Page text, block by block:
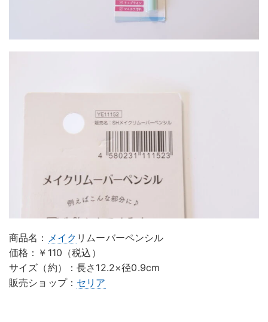
商品名： メイク リムーバーペンシル
価格：￥110（税込）
サイズ（約）：長さ12.2×径0.9cm
販売ショップ： セリア